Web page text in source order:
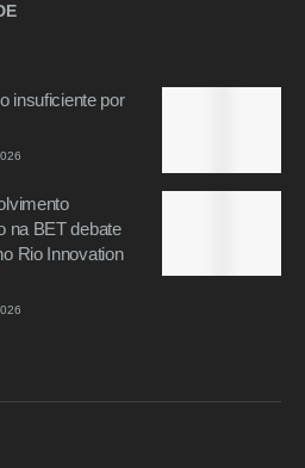
insuficiente por
na BET debate
Rio Innovation